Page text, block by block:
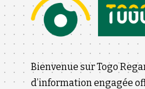
Bienvenue sur Togo
d’information engagée